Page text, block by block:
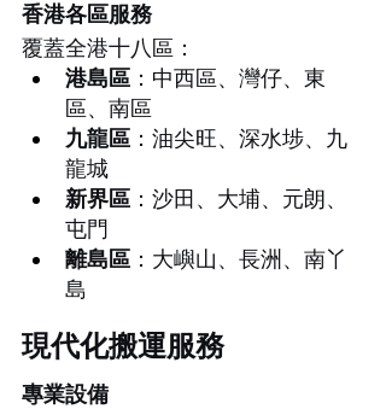
香港各區服務
覆蓋全港十八區：
港島區 ：中西區、灣仔、東
區、南區
九龍區 ：油尖旺、深水埗、九
龍城
新界區 ：沙田、大埔、元朗、
屯門
離島區 ：大嶼山、長洲、南丫
島
現代化搬運服務
專業設備